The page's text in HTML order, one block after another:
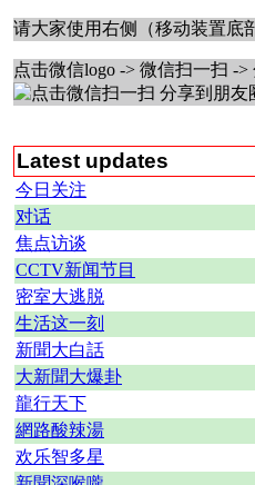
请大家使用右侧（移动装置底
点击微信logo -> 微信扫一扫 ->
Latest updates
今日关注
对话
焦点访谈
CCTV新闻节目
密室大逃脱
生活这一刻
新聞大白話
大新聞大爆卦
龍行天下
網路酸辣湯
欢乐智多星